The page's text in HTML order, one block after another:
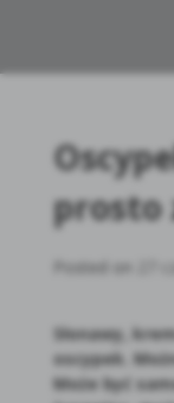
prosto
Posted on 27
Słonawy,
oscypek.
Może być